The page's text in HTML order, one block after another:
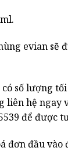
evian sẽ
số lượng
liên hệ ngay
để được
đơn đầu vào